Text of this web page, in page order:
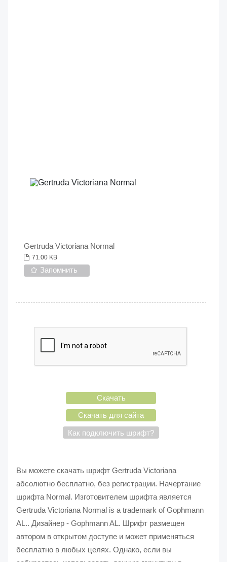
Gertruda Victoriana Normal
71.00 KB
Запомнить
Скачать
Скачать для сайта
Как подключить шрифт?
Вы можете скачать шрифт Gertruda Victoriana
абсолютно бесплатно, без регистрации. Начертание
шрифта Normal. Изготовителем шрифта является
Gertruda Victoriana Normal is a trademark of Gophmann
AL.. Дизайнер - Gophmann AL. Шрифт размещен
автором в открытом доступе и может применяться
бесплатно в любых целях. Однако, если вы